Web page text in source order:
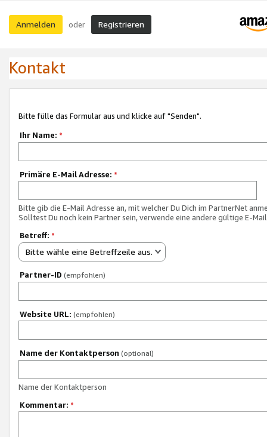
Anmelden oder Registrieren
Kontakt
Bitte fülle das Formular aus und klicke auf "Senden".
Ihr Name: *
Primäre E-Mail Adresse: *
Bitte gib die E-Mail Adresse an, mit welcher Du Dich im PartnerNet
Solltest Du noch kein Partner sein, verwende eine andere gültige E-
Betreff: *
Bitte wähle eine Betreffzeile aus.
Partner-ID (empfohlen)
Website URL: (empfohlen)
Name der Kontaktperson (optional)
Name der Kontaktperson
Kommentar: *